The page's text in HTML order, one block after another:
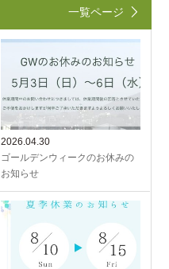
一覧ページ
2026.04.30
ゴールデンウィークのお休みの
お知らせ